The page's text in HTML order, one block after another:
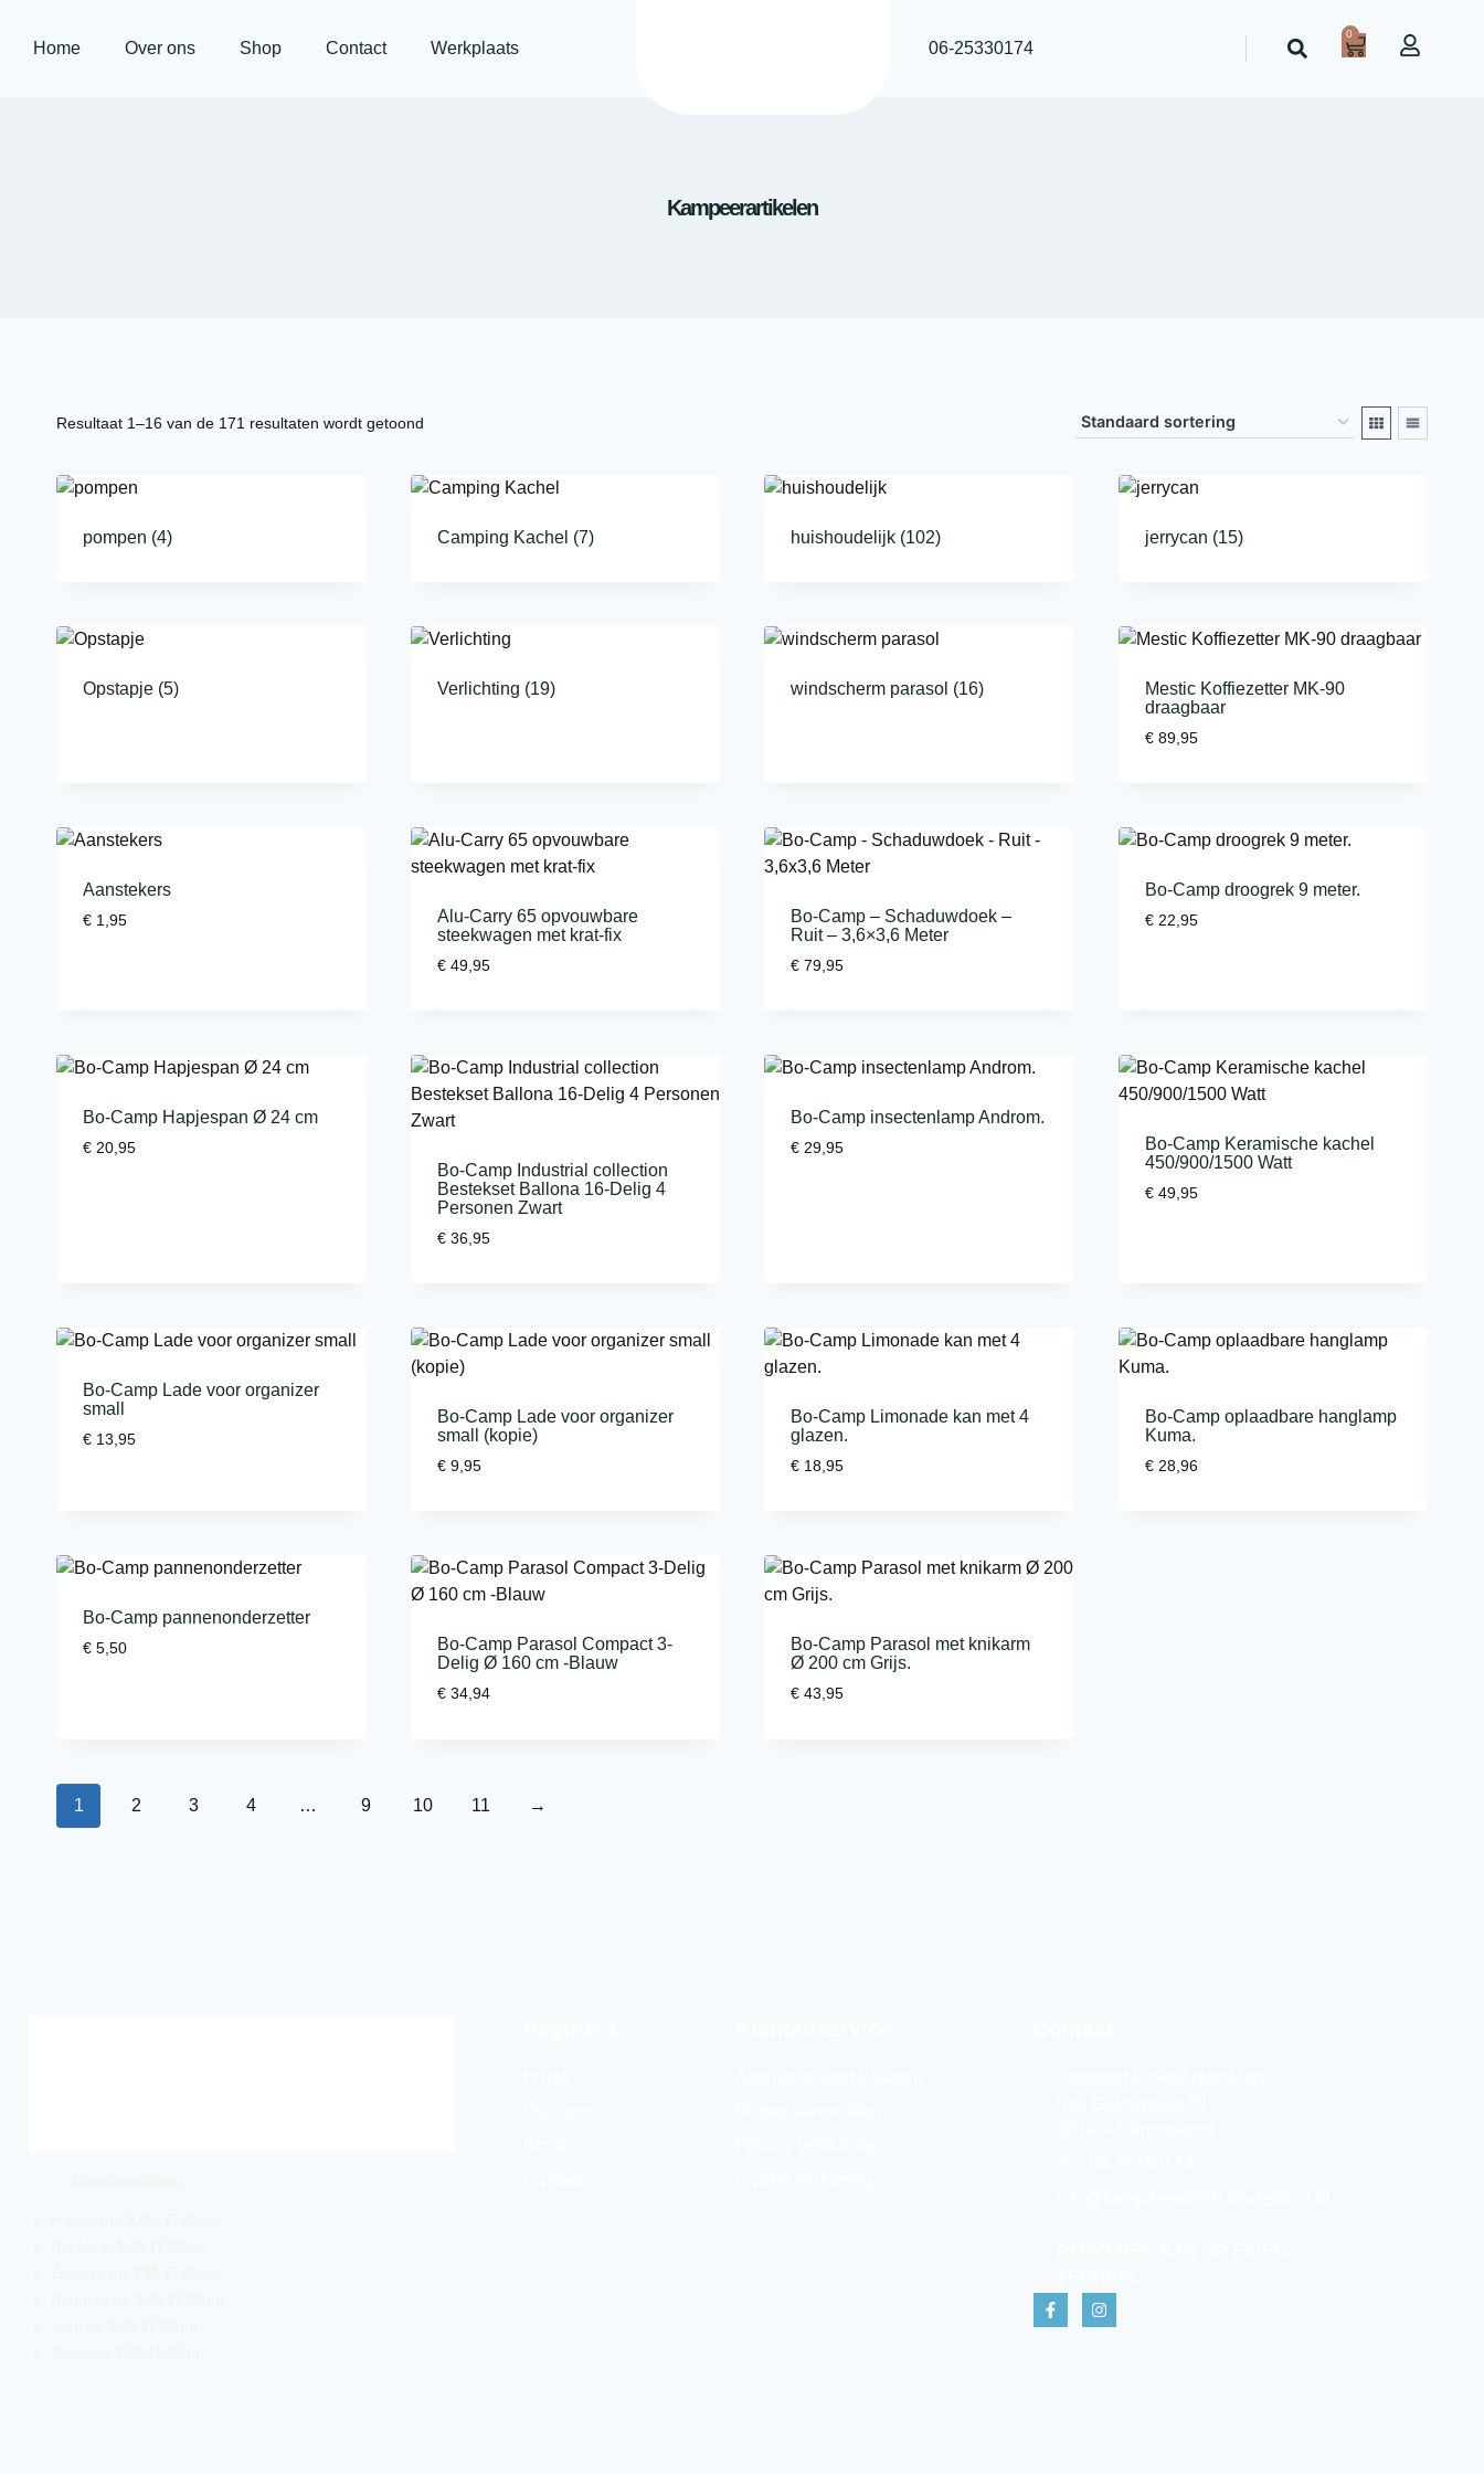
Home Over ons Shop Contact Werkplaats 06-25330174
0
Kampeerartikelen
Resultaat 1–16 van de 171 resultaten wordt getoond
pompen (4) Camping Kachel (7) huishoudelijk (102) jerrycan (15)
Opstapje (5) Verlichting (19) windscherm parasol (16)
Mestic Koffiezetter MK-90
draagbaar
€89,95
Aanstekers
€ 1,95
Alu-Carry 65 opvouwbare
steekwagen met krat-fix
€49,95
Bo-Camp – Schaduwdoek –
Ruit – 3,6×3,6 Meter
€ 79,95
Bo-Camp droogrek 9 meter.
€22,95
Bo-Camp Hapjespan Ø 24 cm
€ 20,95
Bo-Camp Industrial collection
Bestekset Ballona 16-Delig 4
Personen Zwart
€36,95
Bo-Camp insectenlamp Androm.
€ 29,95
Bo-Camp Keramische kachel
450/900/1500 Watt
€49,95
Bo-Camp Lade voor organizer
small
€ 13,95
Bo-Camp Lade voor organizer
small (kopie)
€9,95
Bo-Camp Limonade kan met 4
glazen.
€ 18,95
Bo-Camp oplaadbare hanglamp
Kuma.
€28,96
Bo-Camp pannenonderzetter
€ 5,50
Bo-Camp Parasol Compact 3-
Delig Ø 160 cm -Blauw
€34,94
Bo-Camp Parasol met knikarm
Ø 200 cm Grijs.
€ 43,95
1 2 3 4 … 9 10 11 →